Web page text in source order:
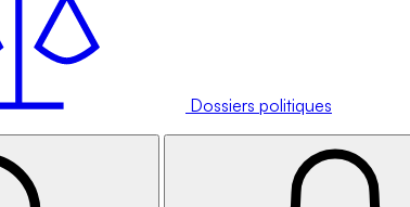
Dossiers politiques